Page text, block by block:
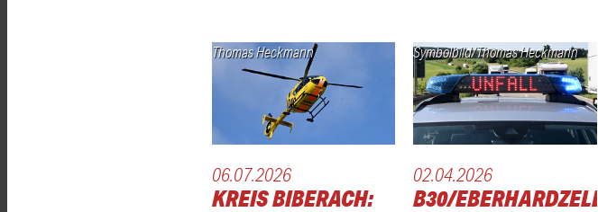
Thomas Heckmann
06.07.2026
KREIS BIBERACH:
Symbolbild/Thomas Heckmann
02.04.2026
B30/EBERHARDZELL: